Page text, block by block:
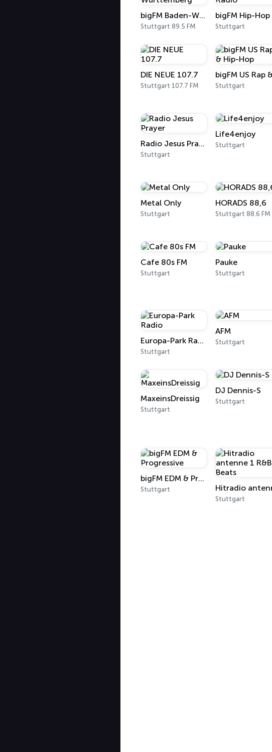
bigFM Baden-Württemberg
Stuttgart 89.5 FM Stuttgart
DIE NEUE 107.7
Stuttgart 107.7 FM Stuttgart
Radio Jesus Prayer
Stuttgart
Life4enjoy
Stuttgart
Metal Only
Stuttgart
HORADS 88,6
Stuttgart 88.6 FM
Cafe 80s FM
Stuttgart
Pauke
Stuttgart
Europa-Park Radio
Stuttgart
AFM
Stuttgart
MaxeinsDreissig
Stuttgart
DJ Dennis-S
Stuttgart
bigFM EDM & Progressive
Stuttgart
Stuttgart